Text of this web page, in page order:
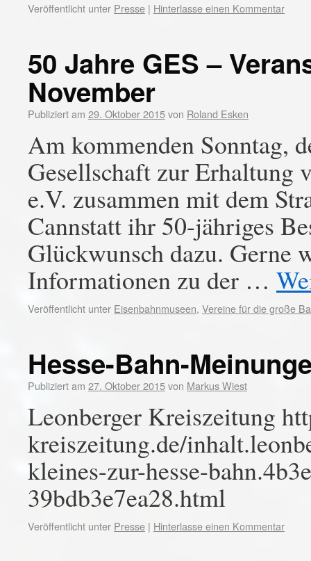
Veröffentlicht unter Presse | Hinterlasse einen Kommentar
50 Jahre GES –
November
Publiziert am 29. Oktober 2015von Roland Esken
Am kommenden Sonntag,
Gesellschaft zur Erhaltung
e.V. zusammen mit dem
Cannstatt ihr 50-jähriges
Glückwunsch dazu. Gerne
Informationen zu der …
Veröffentlicht unter Eisenbahnmuseen, Vereine für die große
Hesse-Bahn-
Publiziert am 27. Oktober 2015von Markus Wiest
Leonberger Kreiszeitung
kreiszeitung.de/
kleines-zur-hesse-
39bdb3e7ea28.html
Veröffentlicht unter Presse | Hinterlasse einen Kommentar